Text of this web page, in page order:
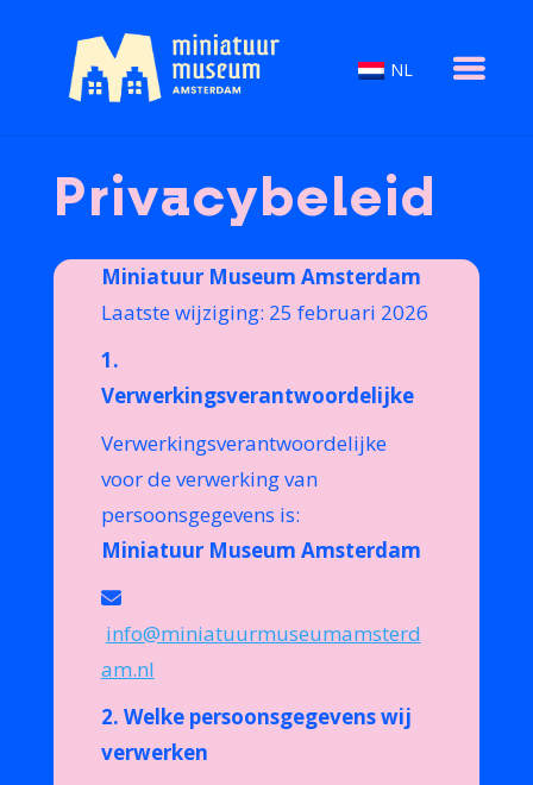
NL
Privacybeleid
Miniatuur Museum Amsterdam
Laatste wijziging: 25 februari 2026
1.
Verwerkingsverantwoordelijke
Verwerkingsverantwoordelijke
voor de verwerking van
persoonsgegevens is:
Miniatuur Museum Amsterdam
info@miniatuurmuseumamsterd
am.nl
2. Welke persoonsgegevens wij
verwerken